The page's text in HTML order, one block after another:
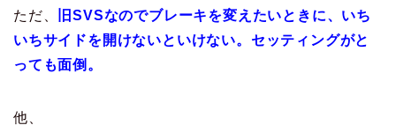
ただ、
旧SVSなのでブレーキを変えたいときに、いち
いちサイドを開けないといけない。セッティングがと
っても面倒。
他、